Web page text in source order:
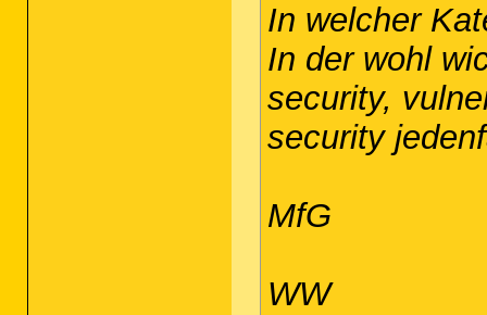
In welcher
In der wohl
security,
security
MfG
WW